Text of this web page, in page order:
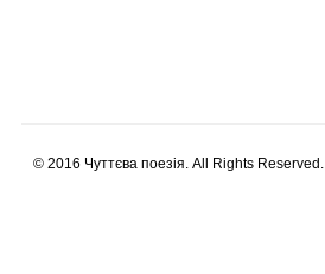
© 2016 Чуттєва поезія. All Rights Reserved.